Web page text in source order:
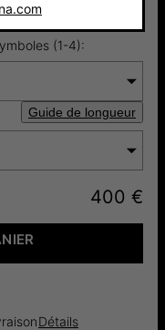
(1-4):
Guide de longueur
400 €
Détails